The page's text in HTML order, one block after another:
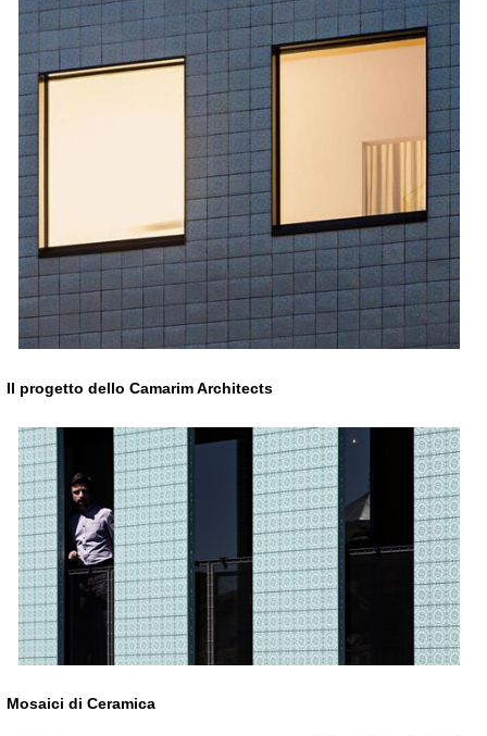
Il progetto dello Camarim Architects
Mosaici di Ceramica